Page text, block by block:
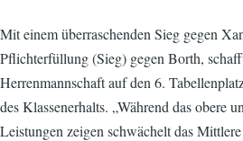
Mit einem überraschenden Sieg gegen
Pflichterfüllung (Sieg) gegen Borth,
Herrenmannschaft auf den 6.
des Klassenerhalts. „Während das obere
Leistungen zeigen schwächelt das